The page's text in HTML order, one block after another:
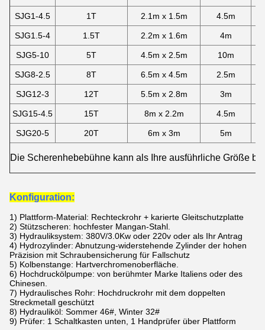
SJG1-4.5 1T 2.1m x 1.5m 4.5m
SJG1.5-4 1.5T 2.2m x 1.6m 4m
SJG5-10 5T 4.5m x 2.5m 10m
SJG8-2.5 8T 6.5m x 4.5m 2.5m
SJG12-3 12T 5.5m x 2.8m 3m
SJG15-4.5 15T 8m x 2.2m 4.5m
SJG20-5 20T 6m x 3m 5m
Die Scherenhebebühne kann als Ihre ausführliche Größe
Konfiguration:
1) Plattform-Material: Rechteckrohr + karierte Gleitschutzplatte
2) Stützscheren: hochfester Mangan-Stahl.
3) Hydrauliksystem: 380V/3.0Kw oder 220v oder als Ihr Antrag
4) Hydrozylinder: Abnutzung-widerstehende Zylinder der hohen
Präzision mit Schraubensicherung für Fallschutz
5) Kolbenstange: Hartverchromenoberfläche.
6) Hochdruckölpumpe: von berühmter Marke Italiens oder des
Chinesen.
7) Hydraulisches Rohr: Hochdruckrohr mit dem doppelten
Streckmetall geschützt
8) Hydrauliköl: Sommer 46#, Winter 32#
9) Prüfer: 1 Schaltkasten unten, 1 Handprüfer über Plattform